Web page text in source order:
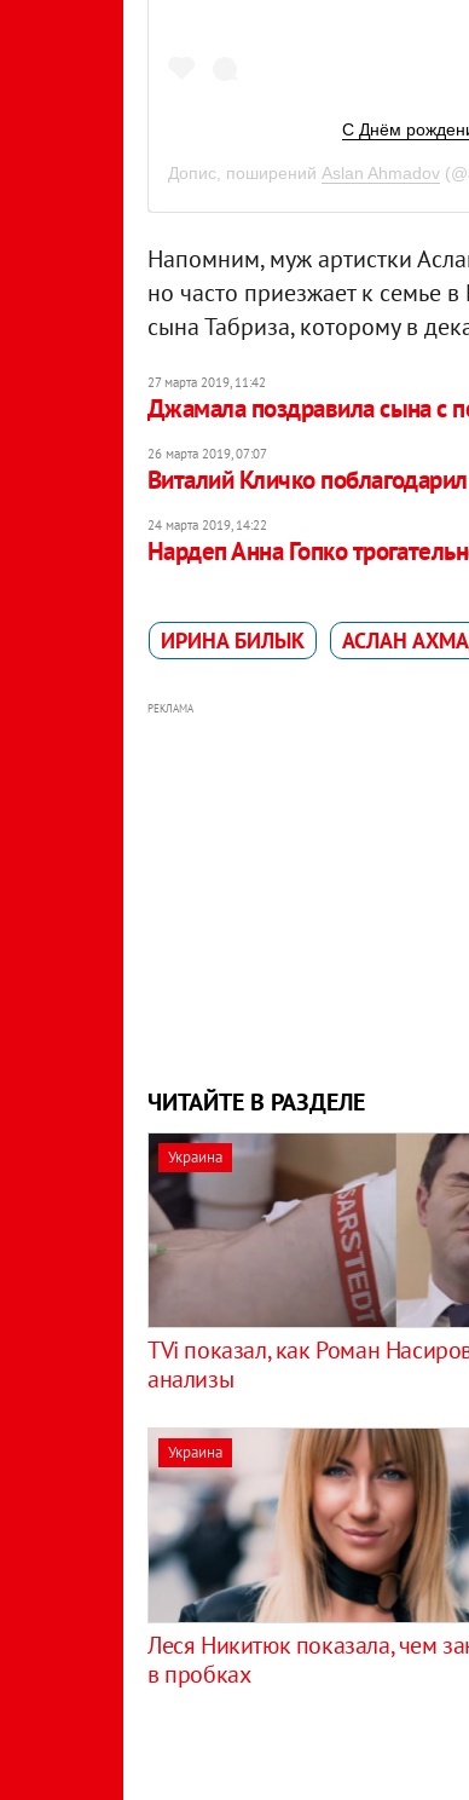
С Днём
Допис, поширений Aslan Ahmadov
Напомним, муж артистки
но часто приезжает к семье
сына Табриза, которому в
27 марта 2019, 11:42
Джамала поздравила сына с
26 марта 2019, 07:07
Виталий Кличко
24 марта 2019, 14:22
Нардеп Анна Гопко
ИРИНА БИЛЫК АСЛАН
РЕКЛАМА
ЧИТАЙТЕ В РАЗДЕЛЕ
Украина
TVi показал, как Роман
анализы
Украина
Леся Никитюк показала, чем
в пробках